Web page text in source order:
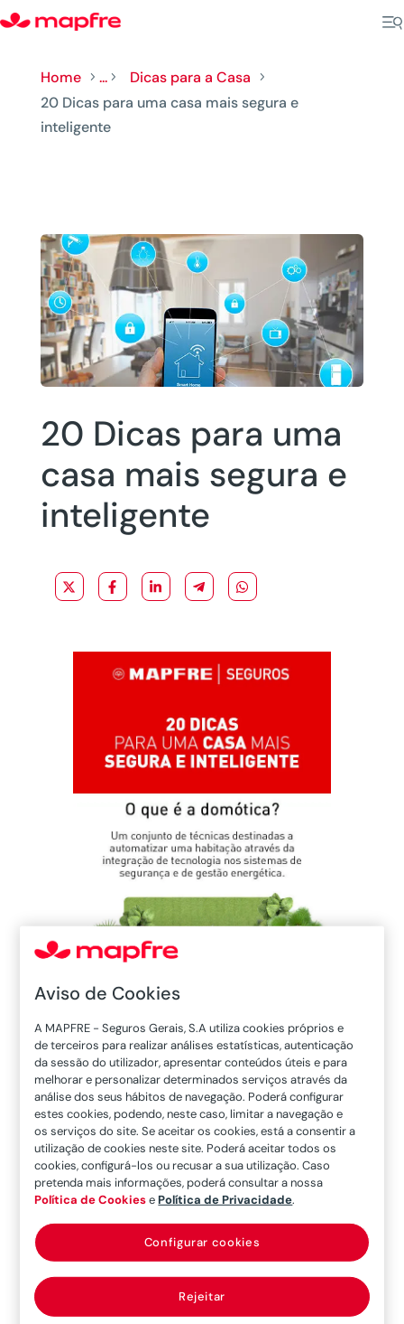
Home 5 ... 5 Dicas para a Casa 5
20 Dicas para uma casa mais segura e
inteligente
20 Dicas para uma
casa mais segura e
inteligente
Aviso de Cookies
A MAPFRE - Seguros Gerais, S.A utiliza cookies próprios e
de terceiros para realizar análises estatísticas, autenticação
da sessão do utilizador, apresentar conteúdos úteis e para
melhorar e personalizar determinados serviços através da
análise dos seus hábitos de navegação. Poderá configurar
estes cookies, podendo, neste caso, limitar a navegação e
os serviços do site. Se aceitar os cookies, está a consentir a
utilização de cookies neste site. Poderá aceitar todos os
cookies, configurá-los ou recusar a sua utilização. Caso
pretenda mais informações, poderá consultar a nossa
Política de CookiesePolítica de Privacidade.
Rejeitar
Configurar cookies